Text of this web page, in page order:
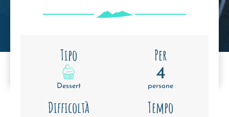
Tipo
Dessert
Per
4
persone
Difficoltà Tempo